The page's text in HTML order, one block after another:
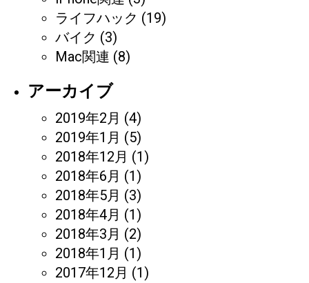
ライフハック (19)
バイク (3)
Mac関連 (8)
アーカイブ
2019年2月 (4)
2019年1月 (5)
2018年12月 (1)
2018年6月 (1)
2018年5月 (3)
2018年4月 (1)
2018年3月 (2)
2018年1月 (1)
2017年12月 (1)